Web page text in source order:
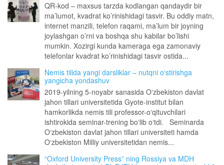
QR-kod – maxsus tarzda kodlangan qandaydir bir
ma’lumot, kvadrat ko’rinishidagi tasvir. Bu oddiy matn,
internet manzili, telefon raqami, ma’lum bir joyning
joylashgan o’rni va boshqa shu kabilar bo’lishi
mumkin. Xozirgi kunda kameraga ega zamonaviy
telefonlar kvadrat ko’rinishidagi tasvir ostida...
Nemis tilida yangi darsliklar – nutqni o‘stirishga
yangicha yondashuv
2019-yilning 5-noyabr sanasida O‘zbekiston davlat
jahon tillari universitetida Gyote-institut bilan
hamkorlikda nemis tili professor-o‘qituvchilari
ishtirokida seminar-trening bo‘lib o‘tdi. Seminarda
O‘zbekiston davlat jahon tillari universiteti hamda
O‘zbekiston Milliy universitetidan nemis...
“Oxford University Press” ning Rossiya va MDH